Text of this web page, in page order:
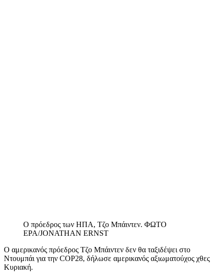
Ο πρόεδρος των ΗΠΑ, Τζο Μπάιντεν. ΦΩΤΟ
EPA/JONATHAN ERNST
Ο αμερικανός πρόεδρος Τζο Μπάιντεν δεν θα ταξιδέψει στο
Ντουμπάι για την COP28, δήλωσε αμερικανός αξιωματούχος χθες
Κυριακή.